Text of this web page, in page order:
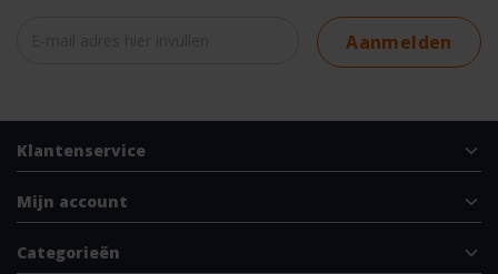
Aanmelden
Klantenservice
Mijn account
Categorieën